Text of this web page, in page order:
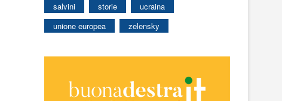
salvini
storie
ucraina
unione europea
zelensky